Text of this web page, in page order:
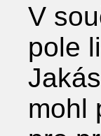
V
pole
mohl